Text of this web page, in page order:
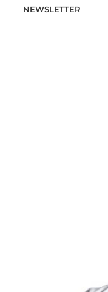
NEWSLETTER